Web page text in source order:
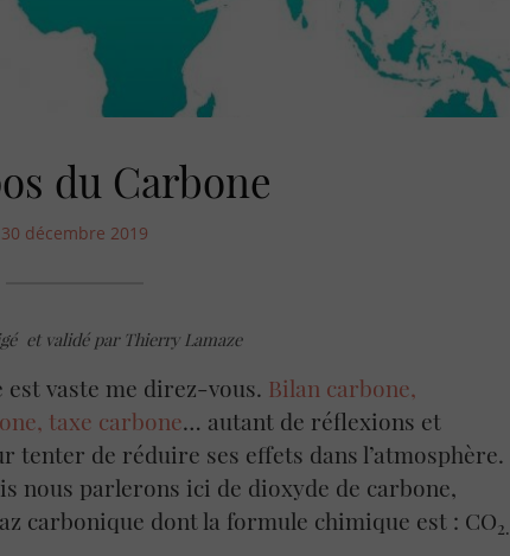
du Carbone
30 décembre 2019
et validé par Thierry Lamaze
est vaste me direz-vous. Bilan carbone,
taxe carbone… autant de réflexions et
tenter de réduire ses effets dans l’atmosphère.
nous parlerons ici de dioxyde de carbone,
carbonique dont la formule chimique est : CO2.